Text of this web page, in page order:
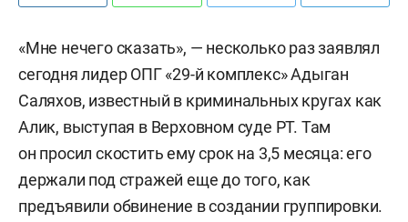
«Мне нечего сказать», — несколько раз заявлял
сегодня лидер ОПГ «29-й комплекс» Адыган
Саляхов, известный в криминальных кругах как
Алик, выступая в Верховном суде РТ. Там
он просил скостить ему срок на 3,5 месяца: его
держали под стражей еще до того, как
предъявили обвинение в создании группировки.